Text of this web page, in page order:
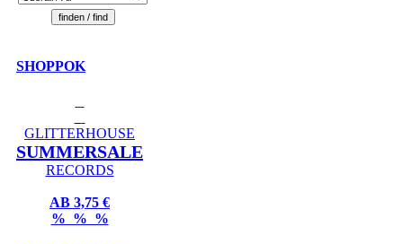
SHOPPOK
GLITTERHOUSE
SUMMERSALE
RECORDS
AB 3,75 €
% % %